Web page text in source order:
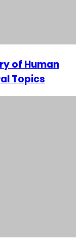
of Human
Topics